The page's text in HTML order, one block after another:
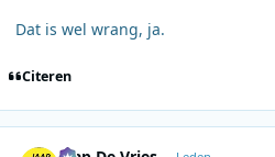
Dat is wel wrang, ja.
Citeren